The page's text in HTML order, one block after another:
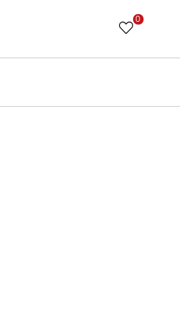
Skip
Content
0